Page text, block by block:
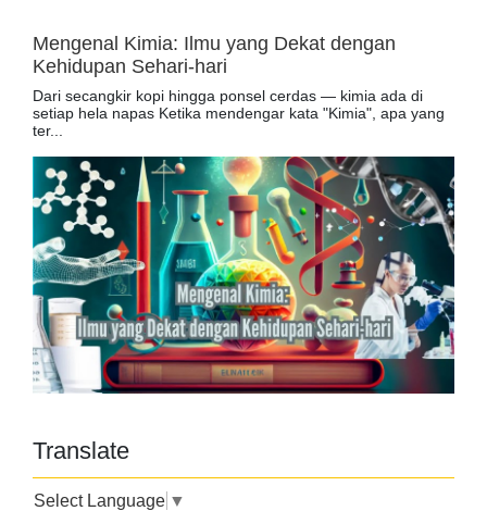
Mengenal Kimia: Ilmu yang Dekat dengan
Kehidupan Sehari-hari
Dari secangkir kopi hingga ponsel cerdas — kimia ada di
setiap hela napas Ketika mendengar kata "Kimia", apa yang
ter...
Translate
Select Language ▼